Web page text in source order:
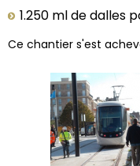
1.250 ml de dalles
Ce chantier s'est